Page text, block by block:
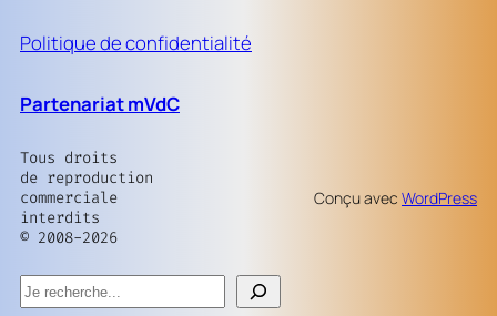
Politique de confidentialité
Partenariat mVdC
Tous droits
de reproduction
commerciale
interdits
© 2008-2026
Conçu avec WordPress
Rechercher